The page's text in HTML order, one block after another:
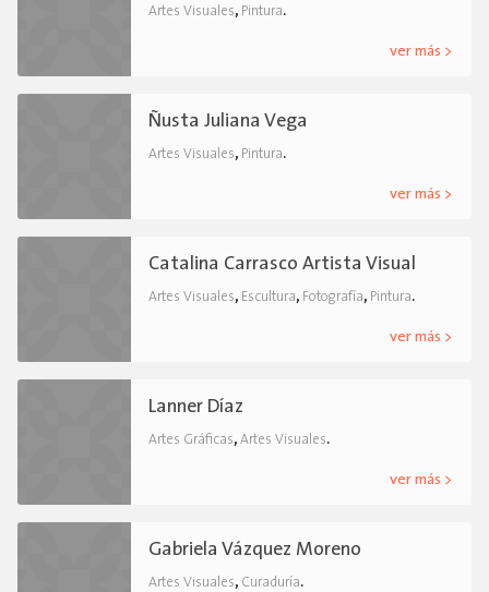
Artes Visuales, Pintura.
ver más >
Ñusta Juliana Vega
Artes Visuales, Pintura.
ver más >
Catalina Carrasco Artista Visual
Artes Visuales, Escultura, Fotografía, Pintura.
ver más >
Lanner Díaz
Artes Gráficas, Artes Visuales.
ver más >
Gabriela Vázquez Moreno
Artes Visuales, Curaduría.